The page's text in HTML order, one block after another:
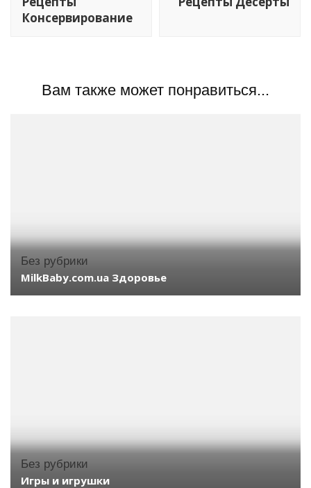
Консервирование
Вам также может понравиться...
Без рубрики
MilkBaby.com.ua Здоровье
Без рубрики
Игры и игрушки